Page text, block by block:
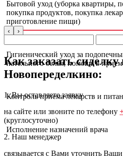
Бытовой уход (уборка квартиры,
покупка продуктов, покупка
приготовление пищи)
Гигиенический уход за
нательного белья, помощь в
Контроль приема лекарств и
Исполнение назначений врача
‹ ›
Как заказать сиделку
Новопеределкино:
1. Вы оставляете заявку
на сайте или звоните по телефону
(круглосуточно)
2. Наш менеджер
связывается с Вами уточнить